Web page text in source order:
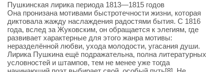
Пушкинская лирика периода 1813—1815 годов
Она пронизана мотивами быстротечности жизни, которая
диктовала жажду наслаждения радостями бытия. С 1816
года, вслед за Жуковским, он обращается к элегиям, где
развивает характерные для этого жанра мотивы:
неразделённой любви, ухода молодости, угасания души.
Лирика Пушкина ещё подражательна, полна литературных
условностей и штампов, тем не менее уже тогда